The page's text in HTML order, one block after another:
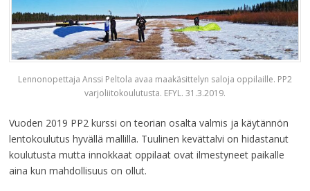
Lennonopettaja Anssi Peltola avaa maakäsittelyn saloja oppilaille. PP2
varjoliitokoulutusta. EFYL. 31.3.2019.
Vuoden 2019 PP2 kurssi on teorian osalta valmis ja käytännön
lentokoulutus hyvällä mallilla. Tuulinen kevättalvi on hidastanut
koulutusta mutta innokkaat oppilaat ovat ilmestyneet paikalle
aina kun mahdollisuus on ollut.